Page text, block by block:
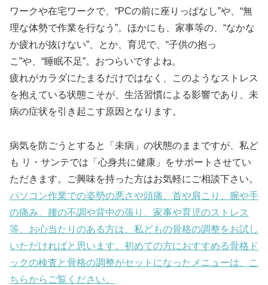
ワークや在宅ワークで、“PCの前に座りっぱなし”や、“無
理な体勢で作業を行なう”。ほかにも、家事等の、“なかな
か疲れが抜けない”、とか、育児で、“子供の抱っ
こ”や、“睡眠不足”。おつらいですよね。
疲れがカラダにたまるだけではなく、このようなストレス
を抱えている状態こそが、生活習慣による影響であり、未
病の症状を引き起こす原因となります。
病気を防ごうとすると「未病」の状態のままですが、私ど
も リ・サンテでは「心身共に健康」をサポートさせてい
ただきます。ご興味を持った方はお気軽にご相談下さい。
パソコン作業での姿勢の悪さや頭痛、首や肩こり、腕や手
の痛み、腰の不調や背中の張り、家事や育児のストレス
等、お心当たりのある方は、私どもの骨格の調整をお試し
いただければと思います。初めての方におすすめる骨格ド
ックの検査と骨格の調整がセットになったメニューは、こ
ちらからご覧ください。